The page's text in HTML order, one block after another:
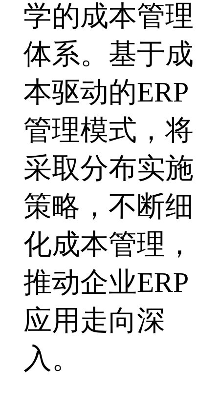
学的成本管理
体系。基于成
本驱动的ERP
管理模式，将
采取分布实施
策略，不断细
化成本管理，
推动企业ERP
应用走向深
入。